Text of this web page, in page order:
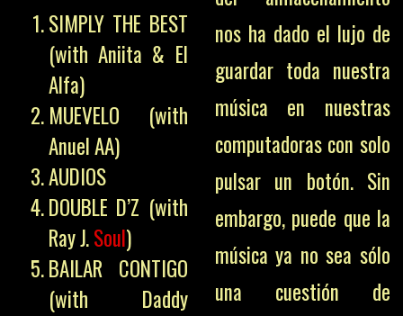
SIMPLY THE BEST
(with Aniita & El
Alfa)
MUEVELO (with
Anuel AA)
AUDIOS
DOUBLE D’Z (with
Ray J.Soul)
BAILAR CONTIGO
(with Daddy
nos ha dado el lujo de
guardar toda nuestra
música en nuestras
computadoras con solo
pulsar un botón. Sin
embargo, puede que la
música ya no sea sólo
una cuestión de